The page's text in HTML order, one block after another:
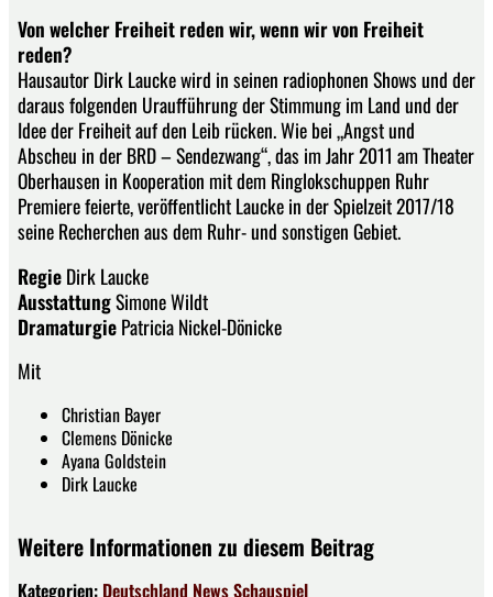
Von welcher Freiheit reden wir, wenn wir von Freiheit
reden?
Hausautor Dirk Laucke wird in seinen radiophonen Shows und der
daraus folgenden Uraufführung der Stimmung im Land und der
Idee der Freiheit auf den Leib rücken. Wie bei „Angst und
Abscheu in der BRD – Sendezwang“, das im Jahr 2011 am Theater
Oberhausen in Kooperation mit dem Ringlokschuppen Ruhr
Premiere feierte, veröffentlicht Laucke in der Spielzeit 2017/18
seine Recherchen aus dem Ruhr- und sonstigen Gebiet.
RegieDirk Laucke
AusstattungSimone Wildt
DramaturgiePatricia Nickel-Dönicke
Mit
Christian Bayer
Clemens Dönicke
Ayana Goldstein
Dirk Laucke
Weitere Informationen zu diesem Beitrag
Kategorien: Deutschland NewsSchauspiel